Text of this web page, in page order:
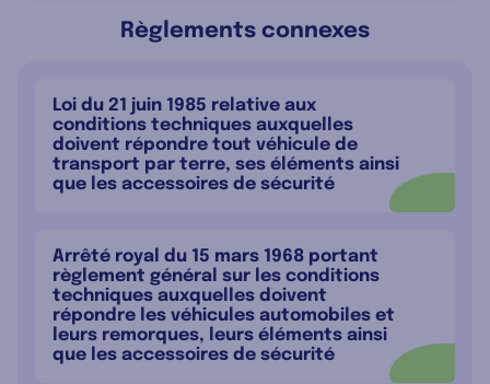
Règlements connexes
Loi du 21 juin 1985 relative aux
conditions techniques auxquelles
doivent répondre tout véhicule de
transport par terre, ses éléments ainsi
que les accessoires de sécurité
Arrêté royal du 15 mars 1968 portant
règlement général sur les conditions
techniques auxquelles doivent
répondre les véhicules automobiles et
leurs remorques, leurs éléments ainsi
que les accessoires de sécurité